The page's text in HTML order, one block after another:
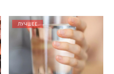
ЛУЧШЕЕ